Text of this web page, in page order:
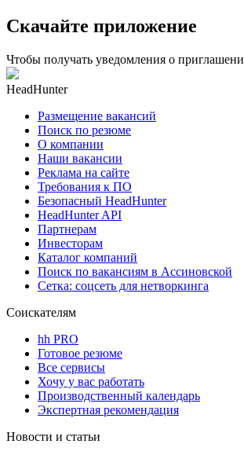
Скачайте приложение
Чтобы получать уведомления о
HeadHunter
Размещение вакансий
Поиск по резюме
О компании
Наши вакансии
Реклама на сайте
Требования к ПО
Безопасный HeadHunter
HeadHunter API
Партнерам
Инвесторам
Каталог компаний
Поиск по вакансиям в Ассиновской
Сетка: соцсеть для нетворкинга
Соискателям
hh PRO
Готовое резюме
Все сервисы
Хочу у вас работать
Производственный календарь
Экспертная рекомендация
Новости и статьи